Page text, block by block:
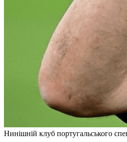
Нинішній клуб португальського